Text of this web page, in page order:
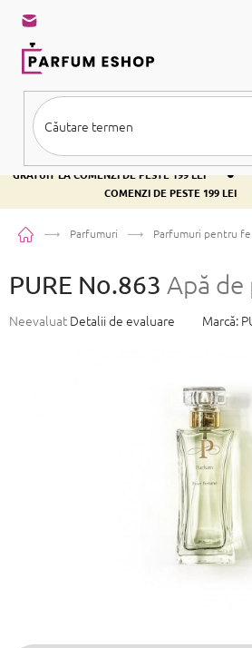
conținut
TRANSPORT GRATUIT LA COMENZI DE PESTE
GRATUIT LA COMENZI DE PESTE 199 LEI
•
COMENZI DE PESTE 199 LEI
Acasă Parfumuri Parfumuri pentru
PURE No.863 Apă
Evaluarea
Neevaluat Detalii de evaluare Marcă: